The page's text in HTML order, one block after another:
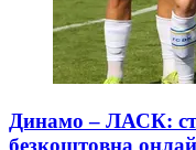
Динамо – ЛАСК:
безкоштовна